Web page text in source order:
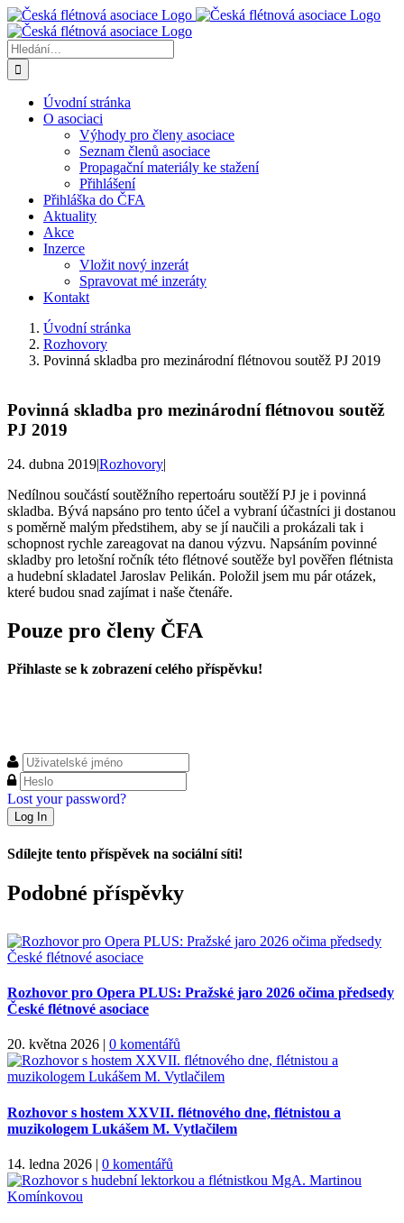
Přeskočit
na
obsah
Hledat:
Úvodní stránka
O asociaci
Výhody pro členy asociace
Seznam členů asociace
Propagační materiály ke stažení
Přihlášení
Přihláška do ČFA
Aktuality
Akce
Inzerce
Vložit nový inzerát
Spravovat mé inzeráty
Kontakt
Úvodní stránka
Rozhovory
Povinná skladba pro mezinárodní flétnovou soutěž PJ 2019
Povinná skladba pro mezinárodní flétnovou soutěž
PJ 2019
24. dubna 2019|Rozhovory|
Nedílnou součástí soutěžního repertoáru soutěží PJ je i povinná
skladba. Bývá napsáno pro tento účel a vybraní účastníci ji dostanou
s poměrně malým předstihem, aby se jí naučili a prokázali tak i
schopnost rychle zareagovat na danou výzvu. Napsáním povinné
skladby pro letošní ročník této flétnové soutěže byl pověřen flétnista
a hudební skladatel Jaroslav Pelikán. Položil jsem mu pár otázek,
které budou snad zajímat i naše čtenáře.
Pouze pro členy ČFA
Přihlaste se k zobrazení celého příspěvku!
Lost your password?
Sdílejte tento příspěvek na sociální síti!
Facebook
X
WhatsApp
Podobné příspěvky
Rozhovor pro Opera PLUS: Pražské jaro 2026 očima předsedy
České flétnové asociace
20. května 2026 | 0 komentářů
Rozhovor s hostem XXVII. flétnového dne, flétnistou a
muzikologem Lukášem M. Vytlačilem
14. ledna 2026 | 0 komentářů